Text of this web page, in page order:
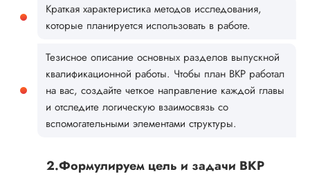
Краткая характеристика методов исследования,
которые планируется использовать в работе.
Тезисное описание основных разделов выпускной
квалификационной работы. Чтобы план ВКР работал
на вас, создайте четкое направление каждой главы
и отследите логическую взаимосвязь со
вспомогательными элементами структуры.
2.Формулируем цель и задачи ВКР